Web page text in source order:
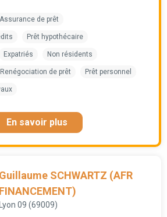
Assurance de prêt
Prêt hypothécaire
Expatriés Non résidents
Renégociation de prêt Prêt personnel
En savoir plus
Guillaume SCHWARTZ (AFR
FINANCEMENT)
Lyon 09 (69009)